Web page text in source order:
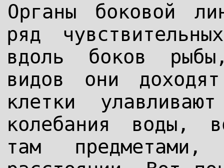
Органы боковой
ряд
вдоль боков
видов они
клетки
колебания воды,
там